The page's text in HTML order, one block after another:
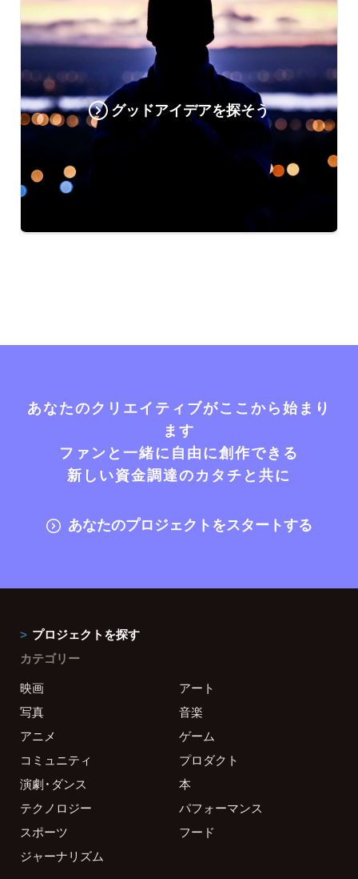
グッドアイデアを探そう
あなたのクリエイティブがここから始まり
ます
ファンと一緒に自由に創作できる
新しい資金調達のカタチと共に
あなたのプロジェクトをスタートする
プロジェクトを探す
カテゴリー
映画
アート
写真
音楽
アニメ
ゲーム
コミュニティ
プロダクト
演劇・ダンス
本
テクノロジー
パフォーマンス
スポーツ
フード
ジャーナリズム